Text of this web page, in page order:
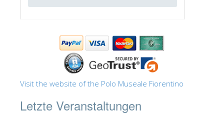
Visit the website of the Polo Museale Fiorentino
Letzte Veranstaltungen